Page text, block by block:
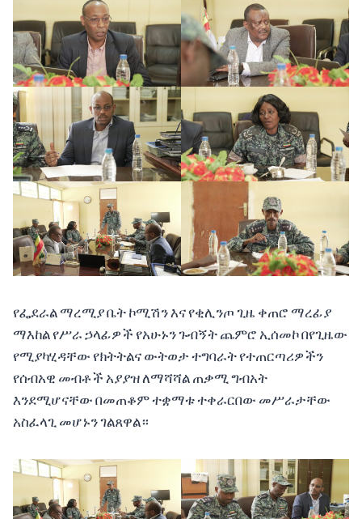
የፌደራል ማረሚያ ቤት ኮሚሽን እና የቂሊንጦ ጊዜ ቀጠሮ ማረፊያ
ማእከል የሥራ ኃላፊዎች የአሁኑን ጉብኝት ጨምሮ ኢሰመኮ በየጊዜው
የሚያካሂዳቸው የክትትልና ውትወታ ተግባራት የተጠርጣሪዎችን
የሰብአዊ መብቶች አያያዝ ለማሻሻል ጠቃሚ ግብአት
እንደሚሆናቸው በመጠቆም ተቋማቱ ተቀራርበው መሥራታቸው
አስፈላጊ መሆኑን ገልጸዋል።